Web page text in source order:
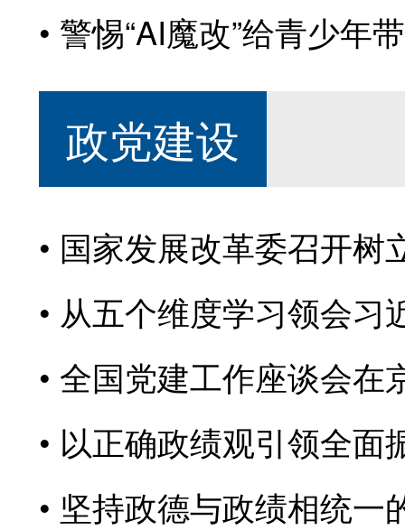
警惕“AI魔改”给青少年
政党建设
国家发展改革委召开树
从五个维度学习领会习
全国党建工作座谈会在
以正确政绩观引领全面
坚持政德与政绩相统一